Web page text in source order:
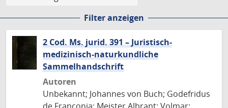
Filter anzeigen
2 Cod. Ms. jurid. 391 – Juristisch-
medizinisch-naturkundliche
Sammelhandschrift
Autoren
Unbekannt; Johannes von Buch; Godefridus